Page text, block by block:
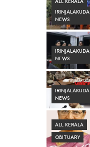
IRINJALAKUDA
NEWS
IRINJALAKUDA
NEWS
IRINJALAKUDA
NEWS
ALL KERALA
OBITUARY